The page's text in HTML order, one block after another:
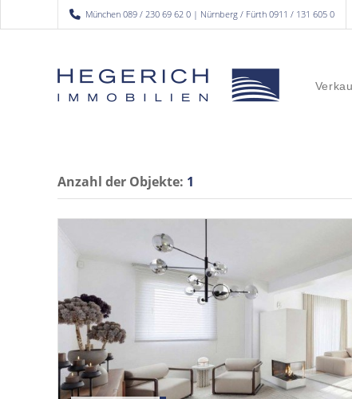
München 089 / 230 69 62 0 | Nürnberg / Fürth 0911 / 131 605 0
Anzahl der Objekte: 1